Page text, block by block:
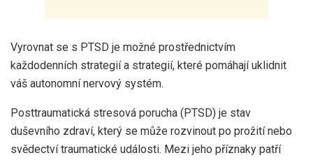
Vyrovnat se s PTSD je možné prostřednictvím
každodenních strategií a strategií, které pomáhají uklidnit
váš autonomní nervový systém.
Posttraumatická stresová porucha (PTSD) je stav
duševního zdraví, který se může rozvinout po prožití nebo
svědectví traumatické události. Mezi jeho příznaky patří